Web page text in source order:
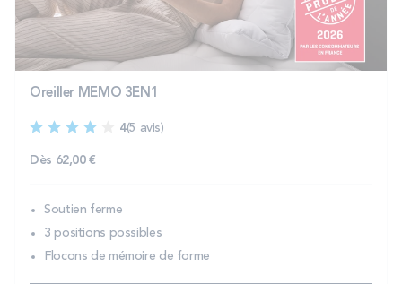
PROMOS
Technologie bultex
Nos engagements
Oreiller MEMO 3EN1
4(5 avis)
Dès 62,00 €
Soutien ferme
3 positions possibles
Flocons de mémoire de forme